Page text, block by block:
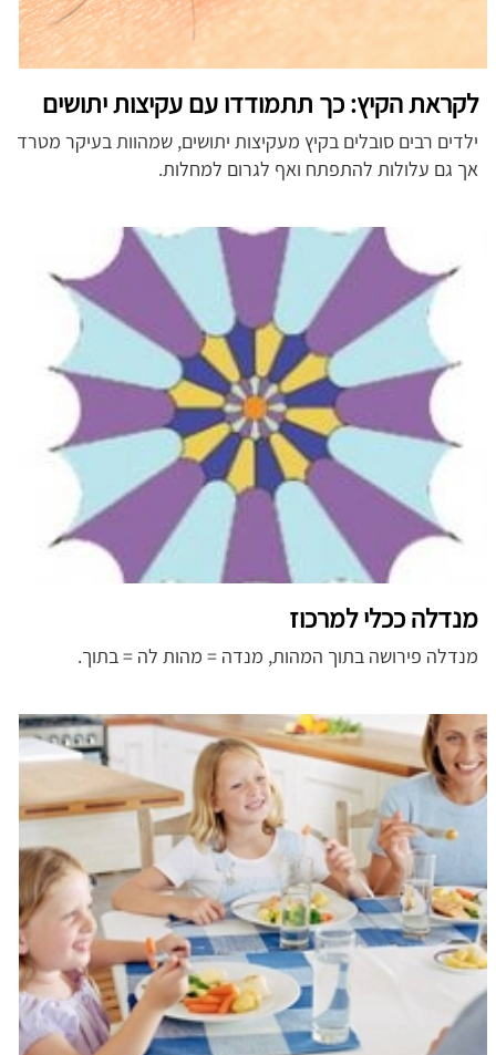
לקראת הקיץ: כך תתמודדו עם עקיצות יתושים
ילדים רבים סובלים בקיץ מעקיצות יתושים, שמהוות בעיקר מטרד
אך גם עלולות להתפתח ואף לגרום למחלות.
מנדלה ככלי למרכוז
מנדלה פירושה בתוך המהות, מנדה = מהות לה = בתוך.